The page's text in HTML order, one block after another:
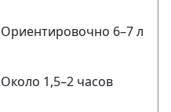
Ориентировочно 6–7 л
Около 1,5–2 часов